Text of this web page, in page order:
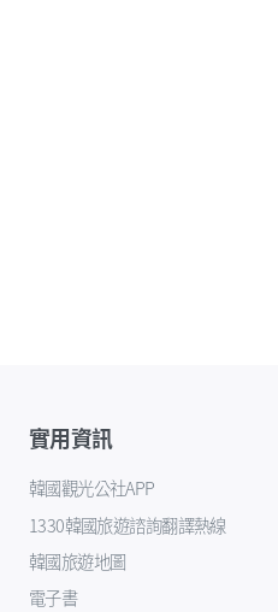
實用資訊
韓國觀光公社APP
1330韓國旅遊諮詢翻譯熱線
韓國旅遊地圖
電子書